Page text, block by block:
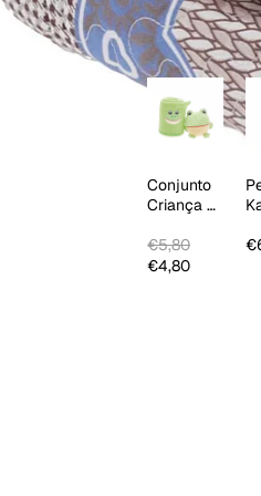
Conjunto
Criança 2
€5,80
€4,80